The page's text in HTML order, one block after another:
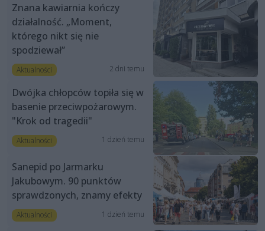
Znana kawiarnia kończy
działalność. „Moment,
którego nikt się nie
spodziewał”
Aktualności 2 dni temu
Dwójka chłopców topiła się w
basenie przeciwpożarowym.
"Krok od tragedii"
Aktualności 1 dzień temu
Sanepid po Jarmarku
Jakubowym. 90 punktów
sprawdzonych, znamy efekty
Aktualności 1 dzień temu